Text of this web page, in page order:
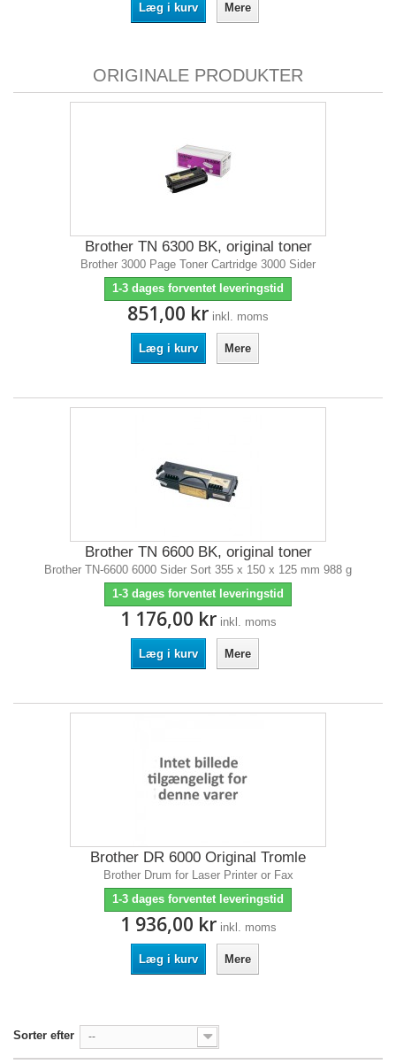
Læg i kurv Mere
ORIGINALE PRODUKTER
Brother TN 6300 BK, original toner
Brother 3000 Page Toner Cartridge 3000 Sider
1-3 dages forventet leveringstid
851,00 kr inkl. moms
Læg i kurv Mere
Brother TN 6600 BK, original toner
Brother TN-6600 6000 Sider Sort 355 x 150 x 125 mm 988 g
1-3 dages forventet leveringstid
1 176,00 kr inkl. moms
Læg i kurv Mere
Brother DR 6000 Original Tromle
Brother Drum for Laser Printer or Fax
1-3 dages forventet leveringstid
1 936,00 kr inkl. moms
Læg i kurv Mere
Sorter efter --